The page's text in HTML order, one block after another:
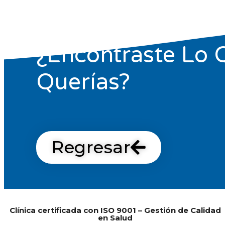
¿Encontraste Lo
Querías?
Regresar
Clínica certificada con ISO 9001 – Gestión de Calidad
en Salud